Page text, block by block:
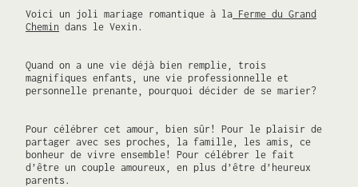
Voici un joli mariage romantique à la Ferme du Grand
Chemin dans le Vexin.
Quand on a une vie déjà bien remplie, trois
magnifiques enfants, une vie professionnelle et
personnelle prenante, pourquoi décider de se marier?
Pour célébrer cet amour, bien sûr! Pour le plaisir de
partager avec ses proches, la famille, les amis, ce
bonheur de vivre ensemble! Pour célébrer le fait
d’être un couple amoureux, en plus d’être d’heureux
parents.